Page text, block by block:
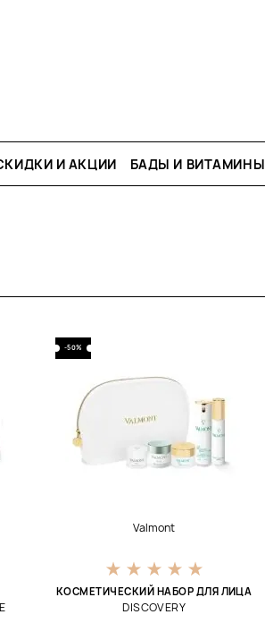
И АКЦИИ БАДЫ И ВИТАМИНЫ
-50%
Valmont
КОСМЕТИЧЕСКИЙ НАБОР ДЛЯ ЛИЦА
DISCOVERY